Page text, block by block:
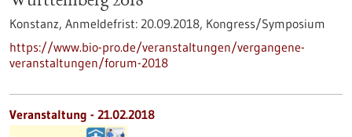
Konstanz, Anmeldefrist: 20.09.2018, Kongress/Symposium
https://www.bio-pro.de/veranstaltungen/vergangene-
veranstaltungen/forum-2018
Veranstaltung - 21.02.2018